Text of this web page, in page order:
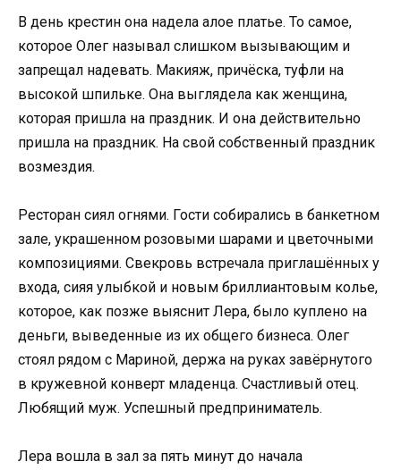
В день крестин она надела алое платье. То самое,
которое Олег называл слишком вызывающим и
запрещал надевать. Макияж, причёска, туфли на
высокой шпильке. Она выглядела как женщина,
которая пришла на праздник. И она действительно
пришла на праздник. На свой собственный праздник
возмездия.
Ресторан сиял огнями. Гости собирались в банкетном
зале, украшенном розовыми шарами и цветочными
композициями. Свекровь встречала приглашённых у
входа, сияя улыбкой и новым бриллиантовым колье,
которое, как позже выяснит Лера, было куплено на
деньги, выведенные из их общего бизнеса. Олег
стоял рядом с Мариной, держа на руках завёрнутого
в кружевной конверт младенца. Счастливый отец.
Любящий муж. Успешный предприниматель.
Лера вошла в зал за пять минут до начала